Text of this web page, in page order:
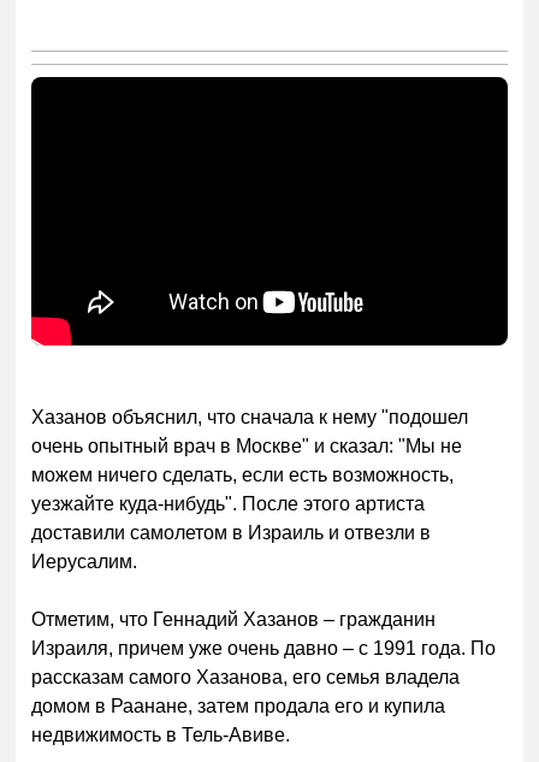
Хазанов объяснил, что сначала к нему "подошел
очень опытный врач в Москве" и сказал: "Мы не
можем ничего сделать, если есть возможность,
уезжайте куда-нибудь". После этого артиста
доставили самолетом в Израиль и отвезли в
Иерусалим.
Отметим, что Геннадий Хазанов – гражданин
Израиля, причем уже очень давно – с 1991 года. По
рассказам самого Хазанова, его семья владела
домом в Раанане, затем продала его и купила
недвижимость в Тель-Авиве.